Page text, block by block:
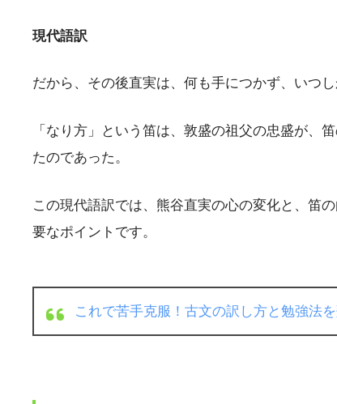
現代語訳
だから、その後直実は、何も手につかず、いつ
「なり方」という笛は、敦盛の祖父の忠盛が、
たのであった。
この現代語訳では、熊谷直実の心の変化と、笛
要なポイントです。
これで苦手克服！古文の訳し方と勉強法